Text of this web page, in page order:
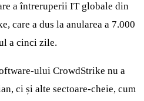
a întreruperii IT globale din
care a dus la anularea a 7.000
a cinci zile.
ului CrowdStrike nu a
ci și alte sectoare-cheie, cum